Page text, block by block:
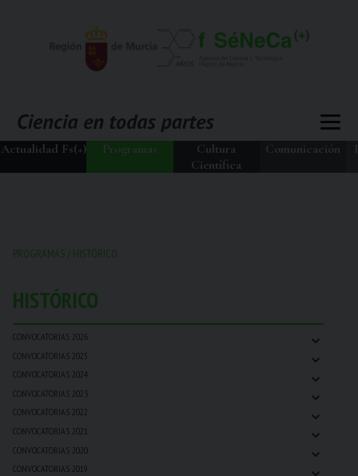
Actualidad Fs(+) Programas
Cultura
Científica
Comunicación
PROGRAMAS / HISTÓRICO
HISTÓRICO
CONVOCATORIAS 2026 ⌄
CONVOCATORIAS 2025 ⌄
CONVOCATORIAS 2024 ⌄
CONVOCATORIAS 2023 ⌄
CONVOCATORIAS 2022 ⌄
CONVOCATORIAS 2021 ⌄
CONVOCATORIAS 2020 ⌄
CONVOCATORIAS 2019 ⌄